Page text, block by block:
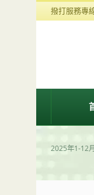
撥打服務專
2025年1-12